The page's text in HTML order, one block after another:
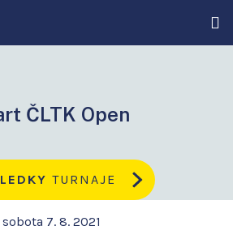
ČLTK Open
TURNAJE
sobota 7. 8. 2021